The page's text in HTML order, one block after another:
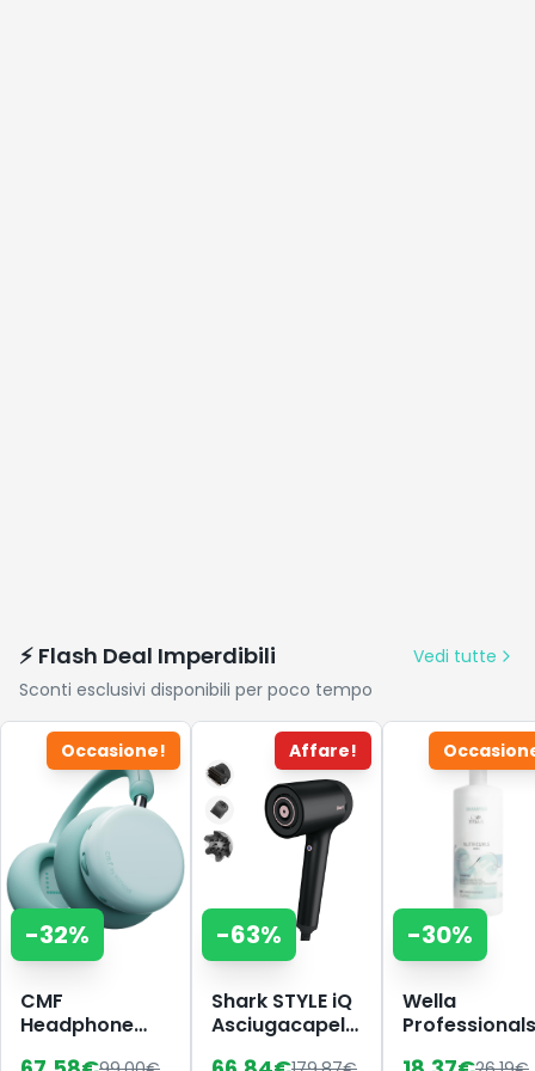
⚡ Flash Deal Imperdibili
Vedi tutte
Sconti esclusivi disponibili per poco tempo
Occasione!
-32%
CMF
Headphone
Affare!
-63%
Shark STYLE iQ
Asciugacapelli
-30%
Wella
Professionals